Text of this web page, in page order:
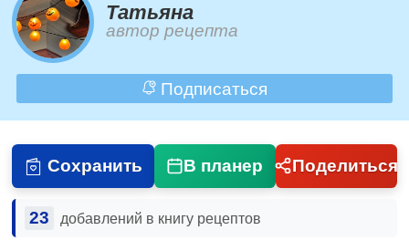
Татьяна
автор рецепта
Подписаться
Сохранить В планер Поделиться
23 добавлений в книгу рецептов